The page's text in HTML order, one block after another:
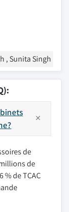
, Sunita Singh
de
de
% de TCAC